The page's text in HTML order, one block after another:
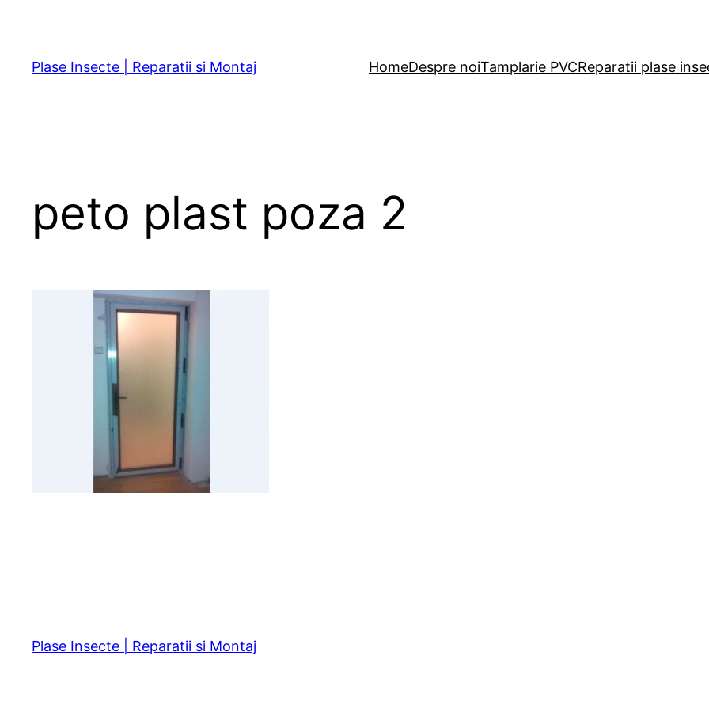
conținut
Plase Insecte | Reparatii si Montaj HomeDespre noiTamplarie PVCReparatii plase
peto plast poza 2
Plase Insecte | Reparatii si Montaj